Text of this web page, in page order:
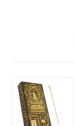
Цена
Количество